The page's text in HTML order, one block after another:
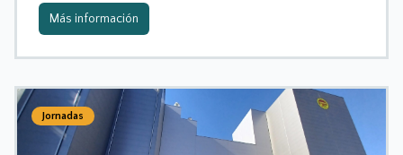
Más información
Jornadas